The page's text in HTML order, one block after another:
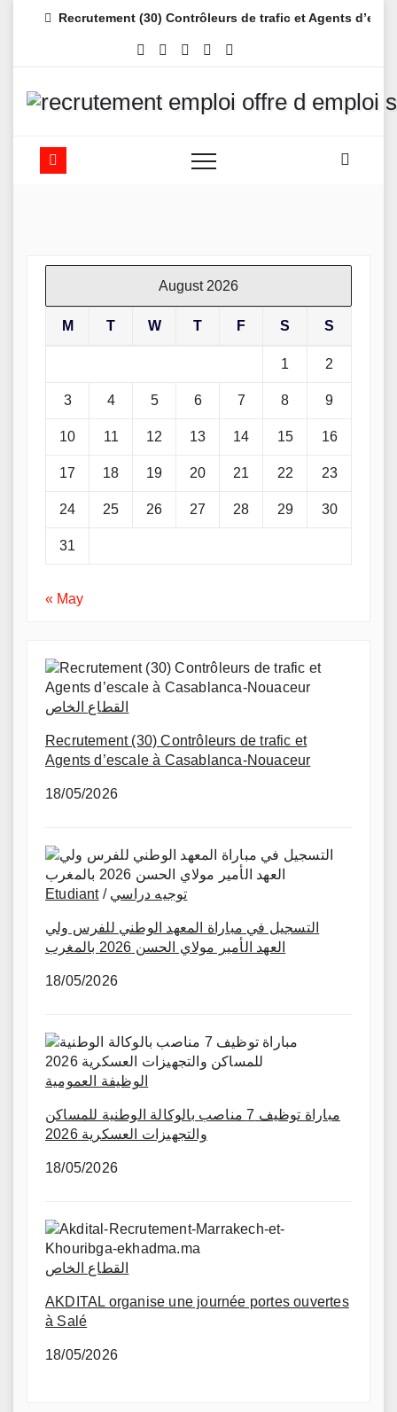
Recrutement (30) Contrôleurs de trafic et Agents
August 2026
M T W T F S S
1 2
3 4 5 6 7 8 9
10 11 12 13 14 15 16
17 18 19 20 21 22 23
24 25 26 27 28 29 30
31
« May
القطاع الخاص
Recrutement (30) Contrôleurs de trafic et
Agents d’escale à Casablanca-Nouaceur
18/05/2026
Etudiant/ توجيه دراسي
التسجيل في مباراة المعهد الوطني للفرس ولي
العهد الأمير مولاي الحسن 2026 بالمغرب
18/05/2026
الوظيفة العمومية
مباراة توظيف 7 مناصب بالوكالة الوطنية للمساكن
والتجهيزات العسكرية 2026
18/05/2026
القطاع الخاص
AKDITAL organise une journée portes ouvertes
à Salé
18/05/2026